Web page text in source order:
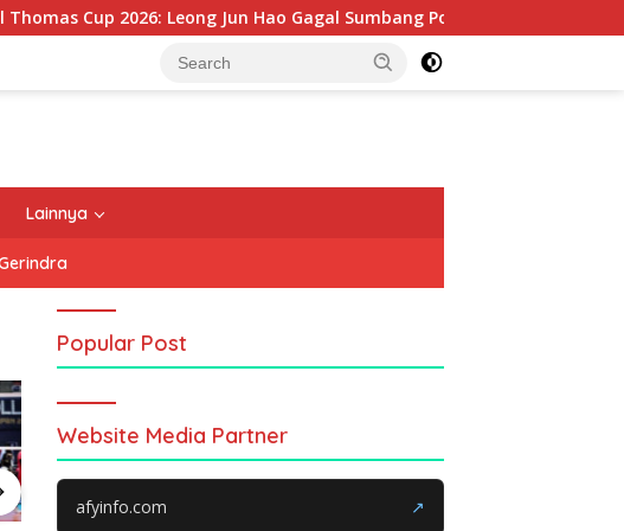
2026: Leong Jun Hao Gagal Sumbang Poin, Malaysia Tertinggal dari
Lainnya
Popular Post
Website Media Partner
afyinfo.com ↗